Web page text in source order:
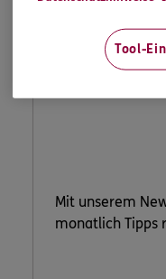
Mit unserem
monatlich Tipps
Tool-